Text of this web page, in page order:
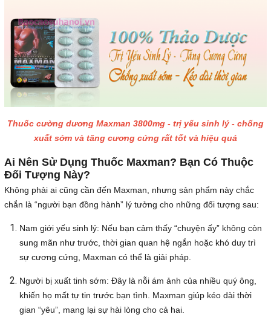
Thuốc cường dương Maxman 3800mg - trị yếu sinh lý - chống
xuất sớm và tăng cương cứng rất tốt và hiệu quả
Ai Nên Sử Dụng Thuốc Maxman? Bạn Có Thuộc
Đối Tượng Này?
Không phải ai cũng cần đến Maxman, nhưng sản phẩm này chắc
chắn là “người bạn đồng hành” lý tưởng cho những đối tượng sau:
Nam giới yếu sinh lý: Nếu bạn cảm thấy “chuyện ấy” không còn
sung mãn như trước, thời gian quan hệ ngắn hoặc khó duy trì
sự cương cứng, Maxman có thể là giải pháp.
Người bị xuất tinh sớm: Đây là nỗi ám ảnh của nhiều quý ông,
khiến họ mất tự tin trước bạn tình. Maxman giúp kéo dài thời
gian “yêu”, mang lại sự hài lòng cho cả hai.